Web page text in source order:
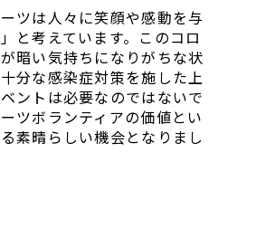
ツは人々に笑顔や感動を与
と考えています。このコロ
暗い気持ちになりがちな状
分な感染症対策を施した上
ントは必要なのではないで
ツボランティアの価値とい
素晴らしい機会となりまし